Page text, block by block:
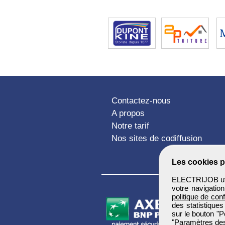
Les cookies
ELECTRIJOB
votre
politique de
des
sur le bouton
"Paramètres
Contactez-nous
A propos
Notre tarif
Nos sites de codiffusion